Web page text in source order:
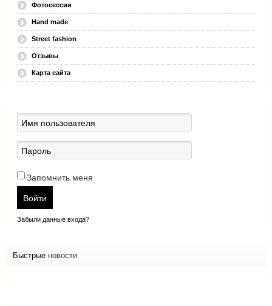
Фотосессии
Hand made
Street fashion
Отзывы
Карта сайта
Запомнить меня
Войти
Забыли данные входа?
Быстрые новости